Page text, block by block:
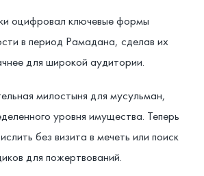
оцифровал ключевые формы
в период Рамадана, сделав их
для широкой аудитории.
милостыня для мусульман,
уровня имущества. Теперь
без визита в мечеть или поиск
для пожертвований.